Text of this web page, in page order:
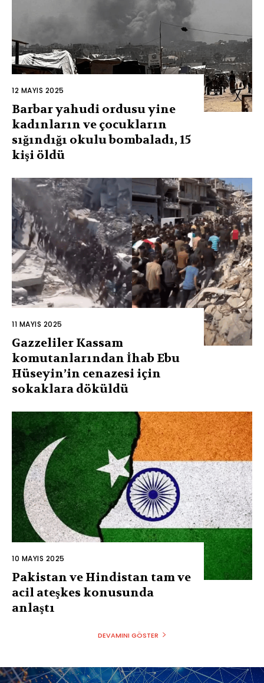
12 MAYIS 2025
Barbar yahudi ordusu yine
kadınların ve çocukların
sığındığı okulu bombaladı, 15
kişi öldü
11 MAYIS 2025
Gazzeliler Kassam
komutanlarından İhab Ebu
Hüseyin’in cenazesi için
sokaklara döküldü
10 MAYIS 2025
Pakistan ve Hindistan tam ve
acil ateşkes konusunda
anlaştı
DEVAMINI GÖSTER